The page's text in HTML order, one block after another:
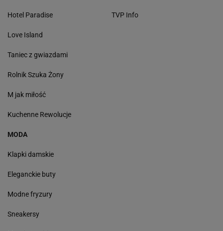
Hotel Paradise
Love Island
Taniec z gwiazdami
Rolnik Szuka Żony
M jak miłość
Kuchenne Rewolucje
TVP Info
MODA
Klapki damskie
Eleganckie buty
Modne fryzury
Sneakersy